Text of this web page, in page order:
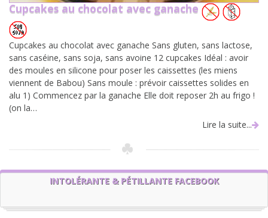
Cupcakes au chocolat avec ganache
Cupcakes au chocolat avec ganache Sans gluten, sans lactose,
sans caséine, sans soja, sans avoine 12 cupcakes Idéal : avoir
des moules en silicone pour poser les caissettes (les miens
viennent de Babou) Sans moule : prévoir caissettes solides en
alu 1) Commencez par la ganache Elle doit reposer 2h au frigo !
(on la…
Lire la suite...
INTOLÉRANTE & PÉTILLANTE FACEBOOK